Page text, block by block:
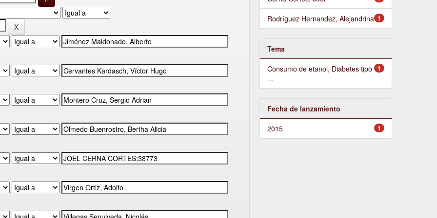
1
Rodríguez Hernandez, Alejandrina
Tema
1
Consumo de etanol, Diabetes tipo
...
Fecha de lanzamiento
1
2015